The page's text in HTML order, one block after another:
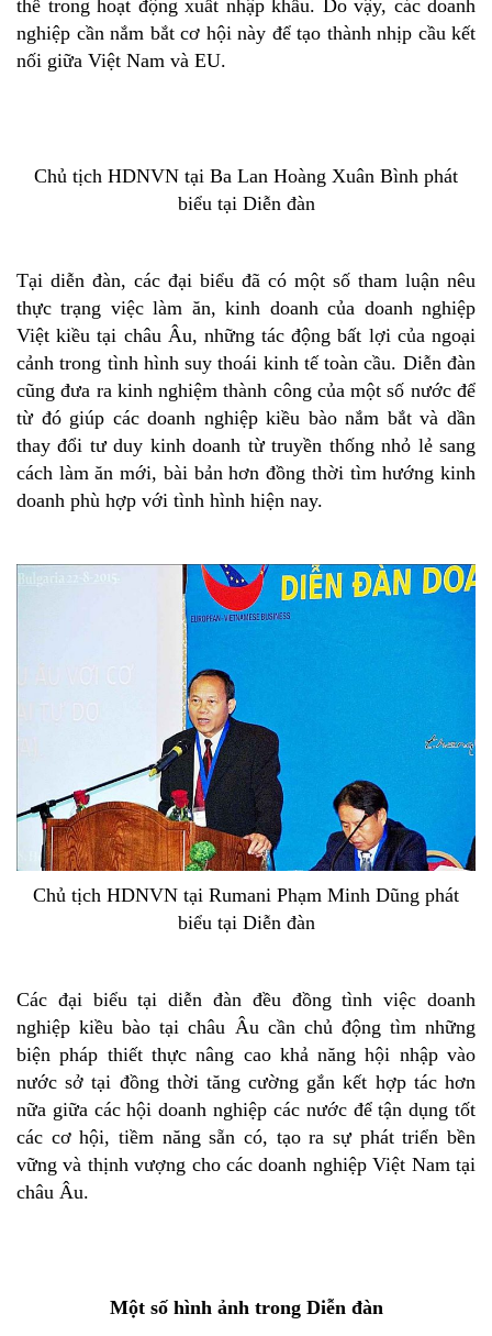
thế trong hoạt động xuất nhập khẩu. Do vậy, các doanh
nghiệp cần nắm bắt cơ hội này để tạo thành nhịp cầu kết
nối giữa Việt Nam và EU.
Chủ tịch HDNVN tại Ba Lan Hoàng Xuân Bình phát
biểu tại Diễn đàn
Tại diễn đàn, các đại biểu đã có một số tham luận nêu
thực trạng việc làm ăn, kinh doanh của doanh nghiệp
Việt kiều tại châu Âu, những tác động bất lợi của ngoại
cảnh trong tình hình suy thoái kinh tế toàn cầu. Diễn đàn
cũng đưa ra kinh nghiệm thành công của một số nước để
từ đó giúp các doanh nghiệp kiều bào nắm bắt và dần
thay đổi tư duy kinh doanh từ truyền thống nhỏ lẻ sang
cách làm ăn mới, bài bản hơn đồng thời tìm hướng kinh
doanh phù hợp với tình hình hiện nay.
Chủ tịch HDNVN tại Rumani Phạm Minh Dũng phát
biểu tại Diễn đàn
Các đại biểu tại diễn đàn đều đồng tình việc doanh
nghiệp kiều bào tại châu Âu cần chủ động tìm những
biện pháp thiết thực nâng cao khả năng hội nhập vào
nước sở tại đồng thời tăng cường gắn kết hợp tác hơn
nữa giữa các hội doanh nghiệp các nước để tận dụng tốt
các cơ hội, tiềm năng sẵn có, tạo ra sự phát triển bền
vững và thịnh vượng cho các doanh nghiệp Việt Nam tại
châu Âu.
Một số hình ảnh trong Diễn đàn